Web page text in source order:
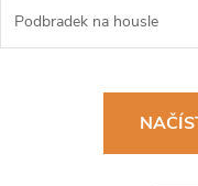
Podbradek na housle